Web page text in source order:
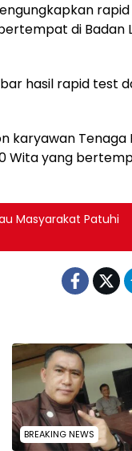
bertempat di Badan
hasil rapid test
karyawan Tenaga
Wita yang
Masyarakat Patuhi
BREAKING NEWS